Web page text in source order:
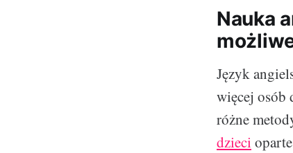
Nauka
Język
więcej osób
różne
dzieci